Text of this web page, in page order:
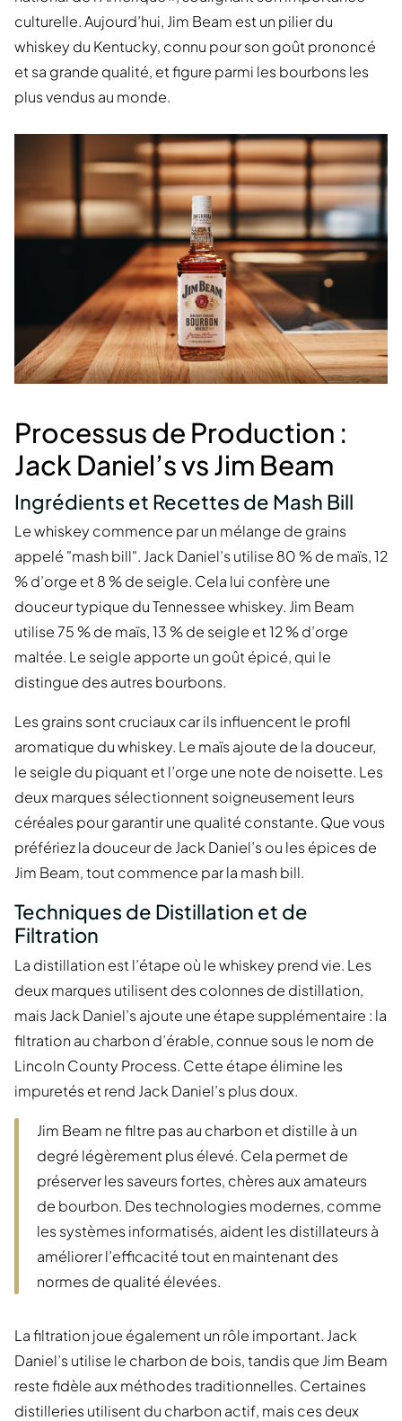
culturelle. Aujourd’hui, Jim Beam est un pilier du
whiskey du Kentucky, connu pour son goût prononcé
et sa grande qualité, et figure parmi les bourbons les
plus vendus au monde.
Processus de Production :
Jack Daniel’s vs Jim Beam
Ingrédients et Recettes de Mash Bill
Le whiskey commence par un mélange de grains
appelé "mash bill". Jack Daniel’s utilise 80 % de maïs, 12
% d’orge et 8 % de seigle. Cela lui confère une
douceur typique du Tennessee whiskey. Jim Beam
utilise 75 % de maïs, 13 % de seigle et 12 % d’orge
maltée. Le seigle apporte un goût épicé, qui le
distingue des autres bourbons.
Les grains sont cruciaux car ils influencent le profil
aromatique du whiskey. Le maïs ajoute de la douceur,
le seigle du piquant et l’orge une note de noisette. Les
deux marques sélectionnent soigneusement leurs
céréales pour garantir une qualité constante. Que vous
préfériez la douceur de Jack Daniel’s ou les épices de
Jim Beam, tout commence par la mash bill.
Techniques de Distillation et de
Filtration
La distillation est l’étape où le whiskey prend vie. Les
deux marques utilisent des colonnes de distillation,
mais Jack Daniel’s ajoute une étape supplémentaire : la
filtration au charbon d’érable, connue sous le nom de
Lincoln County Process. Cette étape élimine les
impuretés et rend Jack Daniel’s plus doux.
Jim Beam ne filtre pas au charbon et distille à un
degré légèrement plus élevé. Cela permet de
préserver les saveurs fortes, chères aux amateurs
de bourbon. Des technologies modernes, comme
les systèmes informatisés, aident les distillateurs à
améliorer l’efficacité tout en maintenant des
normes de qualité élevées.
La filtration joue également un rôle important. Jack
Daniel’s utilise le charbon de bois, tandis que Jim Beam
reste fidèle aux méthodes traditionnelles. Certaines
distilleries utilisent du charbon actif, mais ces deux